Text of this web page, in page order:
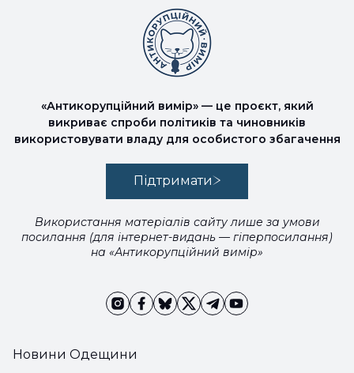
Новини Одещини
«Антикорупційний вимір» — це проєкт, який
викриває спроби політиків та чиновників
використовувати владу для особистого збагачення
Підтримати
Використання матеріалів сайту лише за умови
посилання (для інтернет-видань — гіперпосилання)
на «Антикорупційний вимір»